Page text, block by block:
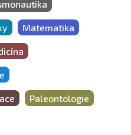
Matematika
Paleontologie